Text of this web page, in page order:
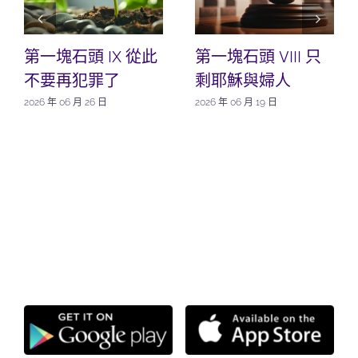
第一塊石頭 IX 從此
不要再犯罪了
2026 年 06 月 26 日
第一塊石頭 VIII 只
剩耶穌與婦人
2026 年 06 月 19 日